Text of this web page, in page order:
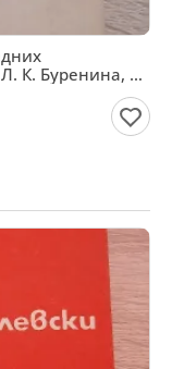
К. Буренина, С.